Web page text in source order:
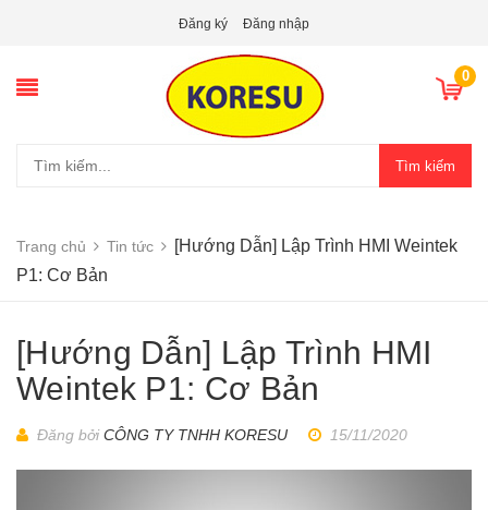
Đăng ký Đăng nhập
0
Tìm kiếm
Trang chủ Tin tức
[Hướng Dẫn] Lập Trình HMI Weintek
P1: Cơ Bản
[Hướng Dẫn] Lập Trình HMI
Weintek P1: Cơ Bản
Đăng bởiCÔNG TY TNHH KORESU 15/11/2020